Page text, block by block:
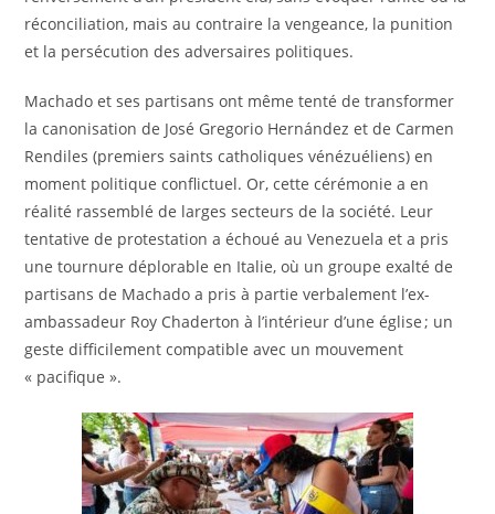
réconciliation, mais au contraire la vengeance, la punition
et la persécution des adversaires politiques.
Machado et ses partisans ont même tenté de transformer
la canonisation de José Gregorio Hernández et de Carmen
Rendiles (premiers saints catholiques vénézuéliens) en
moment politique conflictuel. Or, cette cérémonie a en
réalité rassemblé de larges secteurs de la société. Leur
tentative de protestation a échoué au Venezuela et a pris
une tournure déplorable en Italie, où un groupe exalté de
partisans de Machado a pris à partie verbalement l’ex-
ambassadeur Roy Chaderton à l’intérieur d’une église ; un
geste difficilement compatible avec un mouvement
« pacifique ».